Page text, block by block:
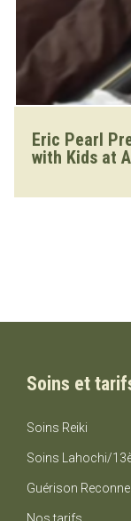
Eric Pearl
with Kids at
Soins et
Soins Reiki
Soins Lahochi/
Guérison
Nos tarifs